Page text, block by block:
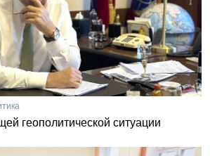
геополитической ситуации